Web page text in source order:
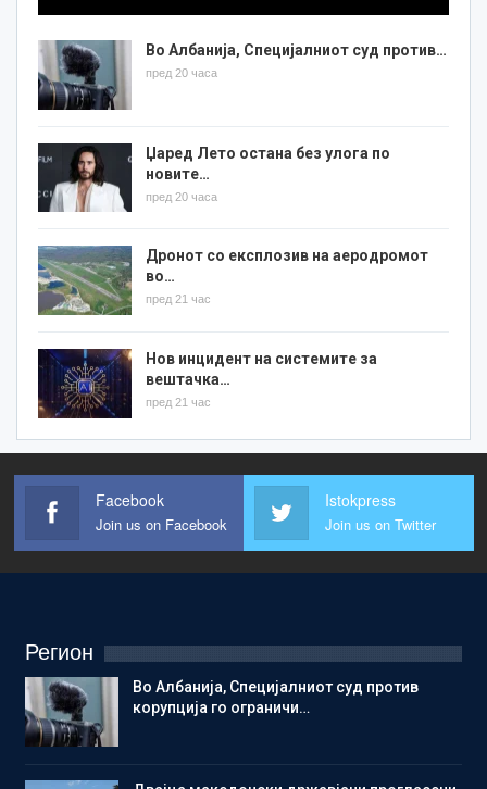
Во Албанија, Специјалниот суд против…
пред 20 часа
Џаред Лето остана без улога по
новите…
пред 20 часа
Дронот со експлозив на аеродромот
во…
пред 21 час
Нов инцидент на системите за
вештачка…
пред 21 час
Facebook
Join us on Facebook
Istokpress
Join us on Twitter
Регион
Во Албанија, Специјалниот суд против
корупција го ограничи…